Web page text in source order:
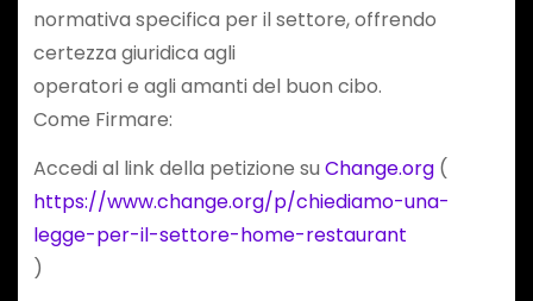
normativa specifica per il settore, offrendo
certezza giuridica agli
operatori e agli amanti del buon cibo.
Come Firmare:
Accedi al link della petizione su Change.org(
https://www.change.org/p/chiediamo-una-
legge-per-il-settore-home-restaurant
)